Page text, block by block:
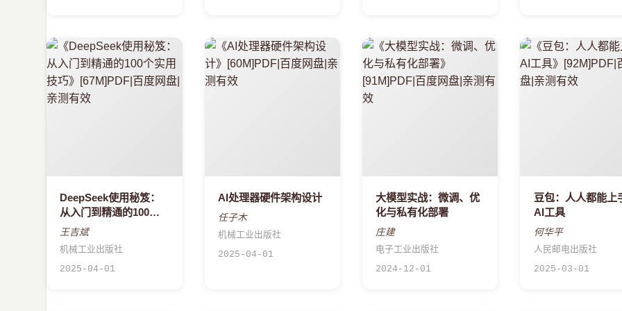
DeepSeek使用秘笈：
从入门到精通的100个
实用技巧
王吉斌
机械工业出版社
2025-04-01
AI处理器硬件架构设计
任子木
机械工业出版社
2025-04-01
大模型实战：微调、优
化与私有化部署
庄建
电子工业出版社
2024-12-01
豆包：人人都能上
AI工具
何华平
人民邮电出版社
2025-03-01